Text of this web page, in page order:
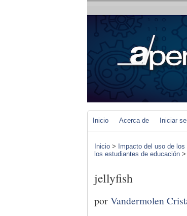
Inicio Acerca de Iniciar
Inicio > Impacto del uso de
los estudiantes de educación >
jellyfish
porVandermolen